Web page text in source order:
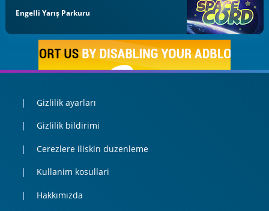
Engelli Yarış Parkuru
Gizlilik ayarları
Gizlilik bildirimi
Cerezlere iliskin duzenleme
Kullanim kosullari
Hakkımızda